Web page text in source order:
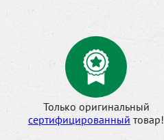
Только оригинальный
сертифицированный товар!